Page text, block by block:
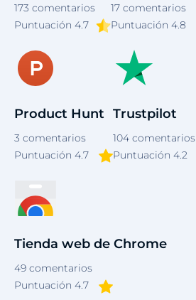
173 comentarios
Puntuación 4.7
17 comentarios
Puntuación 4.8
Product Hunt
3 comentarios
Puntuación 4.7
Trustpilot
104 comentarios
Puntuación 4.2
Tienda web de Chrome
49 comentarios
Puntuación 4.7